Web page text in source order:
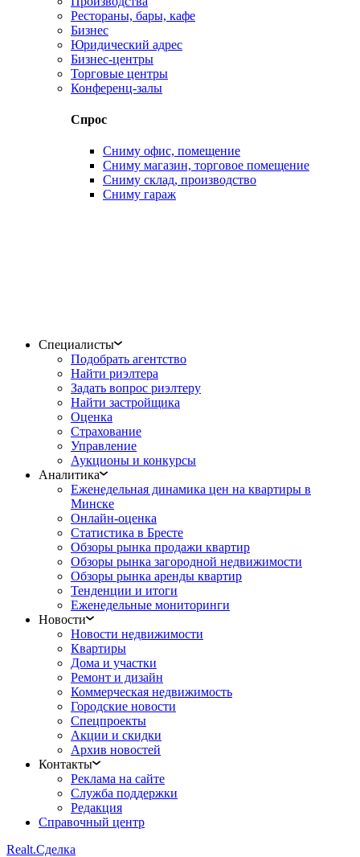
Рестораны, бары, кафе
Бизнес
Юридический адрес
Бизнес-центры
Торговые центры
Конференц-залы
Спрос
Сниму офис, помещение
Сниму магазин, торговое помещение
Сниму склад, производство
Сниму гараж
Специалисты
Подобрать агентство
Найти риэлтера
Задать вопрос риэлтеру
Найти застройщика
Оценка
Страхование
Управление
Аукционы и конкурсы
Аналитика
Еженедельная динамика цен на квартиры в
Минске
Онлайн-оценка
Статистика в Бресте
Обзоры рынка продажи квартир
Обзоры рынка загородной недвижимости
Обзоры рынка аренды квартир
Тенденции и итоги
Еженедельные мониторинги
Новости
Новости недвижимости
Квартиры
Дома и участки
Ремонт и дизайн
Коммерческая недвижимость
Городские новости
Спецпроекты
Акции и скидки
Архив новостей
Контакты
Реклама на сайте
Служба поддержки
Редакция
Справочный центр
Realt.Сделка